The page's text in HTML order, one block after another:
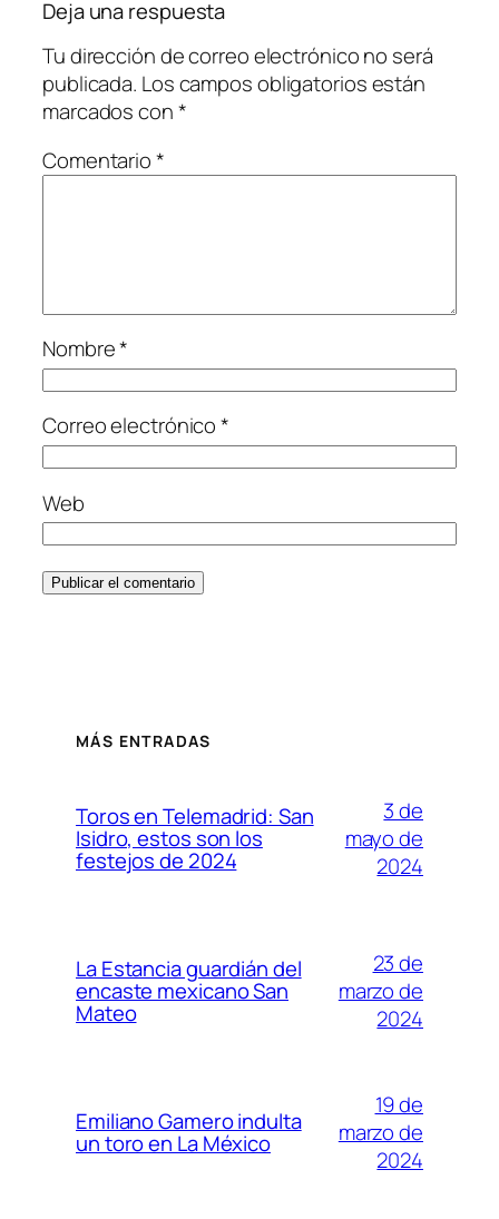
Deja una respuesta
Tu dirección de correo electrónico no será
publicada. Los campos obligatorios están
marcados con*
Comentario*
Nombre*
Correo electrónico*
Web
MÁS ENTRADAS
Toros en Telemadrid: San
Isidro, estos son los
festejos de 2024
3 de
mayo de
2024
La Estancia guardián del
encaste mexicano San
Mateo
23 de
marzo de
2024
Emiliano Gamero indulta
un toro en La México
19 de
marzo de
2024